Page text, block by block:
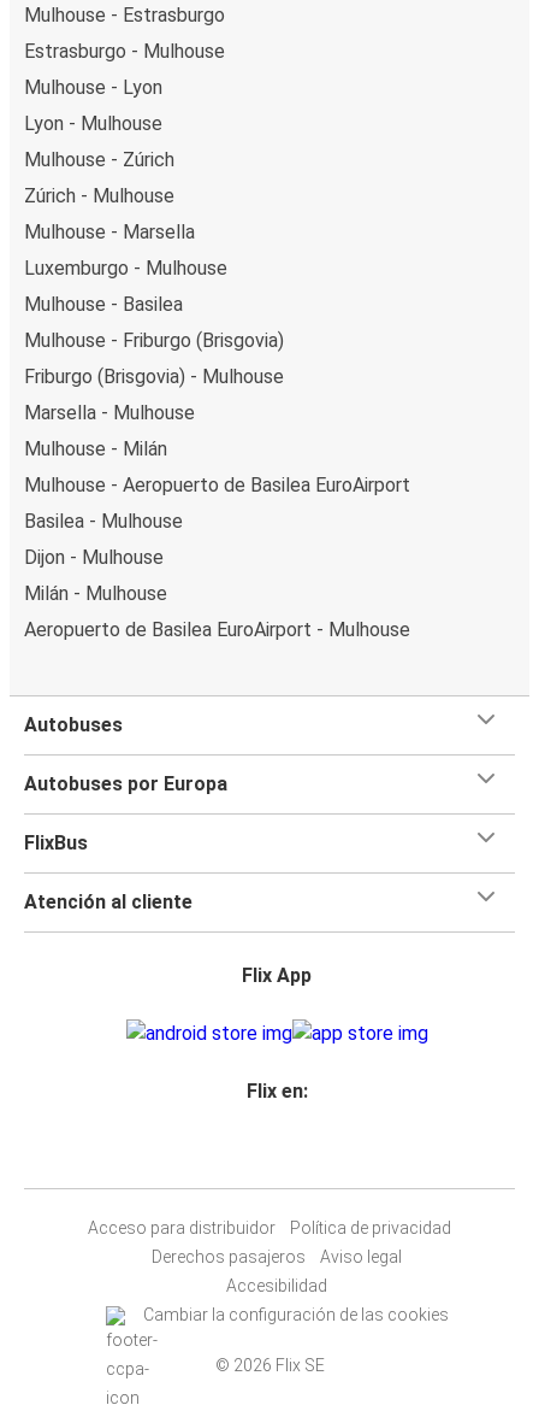
Mulhouse - Estrasburgo
Estrasburgo - Mulhouse
Mulhouse - Lyon
Lyon - Mulhouse
Mulhouse - Zúrich
Zúrich - Mulhouse
Mulhouse - Marsella
Luxemburgo - Mulhouse
Mulhouse - Basilea
Mulhouse - Friburgo (Brisgovia)
Friburgo (Brisgovia) - Mulhouse
Marsella - Mulhouse
Mulhouse - Milán
Mulhouse - Aeropuerto de Basilea EuroAirport
Basilea - Mulhouse
Dijon - Mulhouse
Milán - Mulhouse
Aeropuerto de Basilea EuroAirport - Mulhouse
Autobuses
Autobuses por Europa
FlixBus
Atención al cliente
Flix App
Flix en:
Acceso para distribuidor
Política de privacidad
Derechos pasajeros
Aviso legal
Accesibilidad
Cambiar la configuración de las cookies
© 2026 Flix SE